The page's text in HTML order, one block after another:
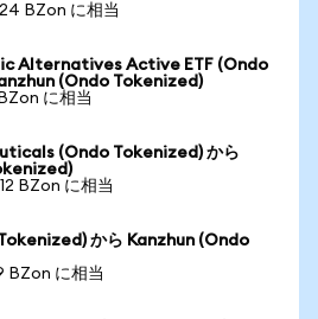
BZon に相当
Alternatives Active ETF (Ondo
(Ondo Tokenized)
に相当
(Ondo Tokenized) から
BZon に相当
から Kanzhun (Ondo
BZon に相当